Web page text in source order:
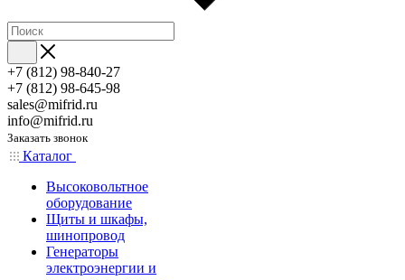
+7 (812) 98-840-27
+7 (812) 98-645-98
sales@mifrid.ru
info@mifrid.ru
Заказать звонок
Каталог
Высоковольтное
оборудование
Щиты и шкафы,
шинопровод
Генераторы
электроэнергии и